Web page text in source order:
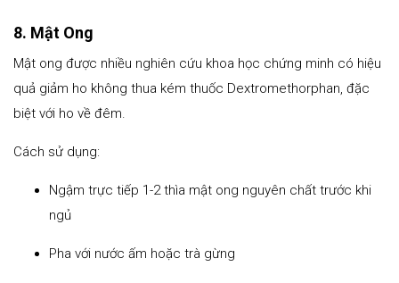
8. Mật Ong
Mật ong được nhiều nghiên cứu khoa học chứng minh có hiệu
quả giảm ho không thua kém thuốc Dextromethorphan, đặc
biệt với ho về đêm.
Cách sử dụng:
Ngậm trực tiếp 1-2 thìa mật ong nguyên chất trước khi
ngủ
Pha với nước ấm hoặc trà gừng